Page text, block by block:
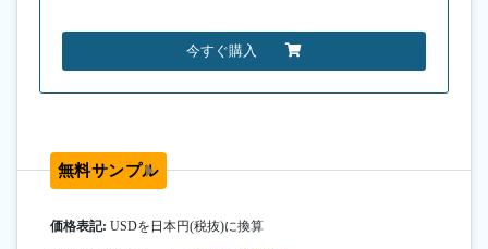
今すぐ購入
無料サンプル
価格表記: USDを日本円(税抜)に換算